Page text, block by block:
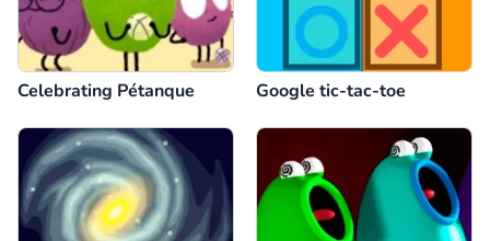
Celebrating Pétanque Google tic-tac-toe